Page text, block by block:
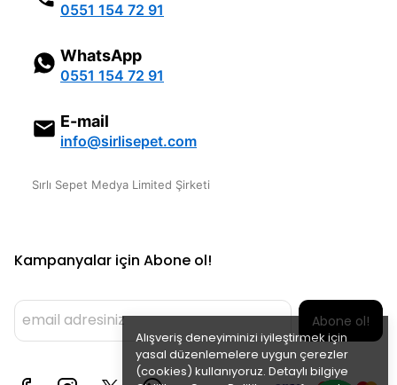
Alışveriş deneyiminizi iyileştirmek için
yasal düzenlemelere uygun çerezler
(cookies) kullanıyoruz. Detaylı bilgiye
0551 154 72 91
WhatsApp
0551 154 72 91
E-mail
info@sirlisepet.com
Sırlı Sepet Medya Limited Şirketi
Kampanyalar için Abone ol!
Abone ol!